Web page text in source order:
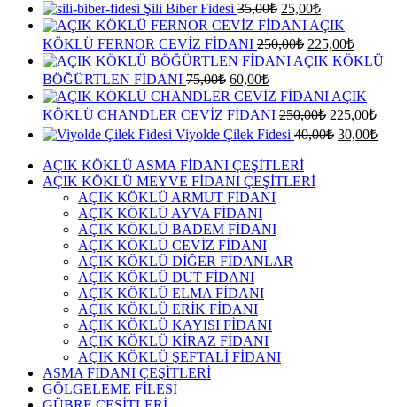
Şili Biber Fidesi 35,00₺ Orijinal
fiyat:
35,00₺.
25,00₺Şu
andaki
fiyat:
25,00₺.
AÇIK
KÖKLÜ FERNOR CEVİZ FİDANI 250,00₺ Orijinal
fiyat:
225,00₺Şu
andaki
fiyat:
AÇIK KÖKLÜ
BÖĞÜRTLEN FİDANI 75,00₺ Orijinal
fiyat:
75,00₺.
60,00₺Şu
andaki
fiyat:
60,00₺.
AÇIK
KÖKLÜ CHANDLER CEVİZ FİDANI 250,00₺ Orijinal
fiyat:
250,00₺.
225,00₺Şu
Viyolde Çilek Fidesi 40,00₺ Orijinal
30,00₺Şu
AÇIK KÖKLÜ ASMA FİDANI ÇEŞİTLERİ
AÇIK KÖKLÜ MEYVE FİDANI ÇEŞİTLERİ
AÇIK KÖKLÜ ARMUT FİDANI
AÇIK KÖKLÜ AYVA FİDANI
AÇIK KÖKLÜ BADEM FİDANI
AÇIK KÖKLÜ CEVİZ FİDANI
AÇIK KÖKLÜ DİĞER FİDANLAR
AÇIK KÖKLÜ DUT FİDANI
AÇIK KÖKLÜ ELMA FİDANI
AÇIK KÖKLÜ ERİK FİDANI
AÇIK KÖKLÜ KAYISI FİDANI
AÇIK KÖKLÜ KİRAZ FİDANI
AÇIK KÖKLÜ ŞEFTALİ FİDANI
ASMA FİDANI ÇEŞİTLERİ
GÖLGELEME FİLESİ